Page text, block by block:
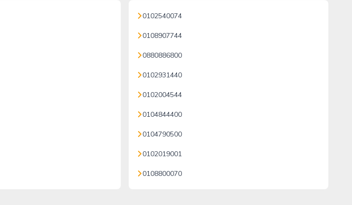
0102540074
0108907744
0880886800
0102931440
0102004544
0104844400
0104790500
0102019001
0108800070